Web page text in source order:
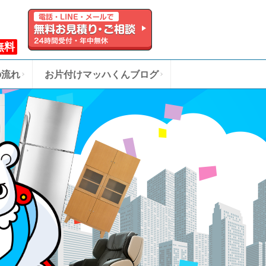
料
れ お片付けマッハくんブログ